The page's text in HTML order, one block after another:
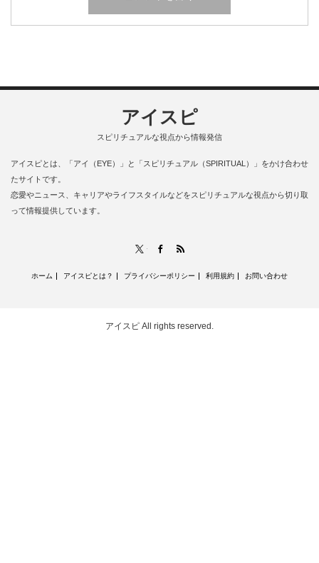
アイスピ
スピリチュアルな視点から情報発信
アイスピとは、「アイ（EYE）」と「スピリチュアル（SPIRITUAL）」をかけ合わせ
たサイトです。
恋愛やニュース、キャリアやライフスタイルなどをスピリチュアルな視点から切り取
って情報提供しています。
X Facebook
ホーム アイスピとは？ プライバシーポリシー 利用規約 お問い合わせ
アイスピ All rights reserved.